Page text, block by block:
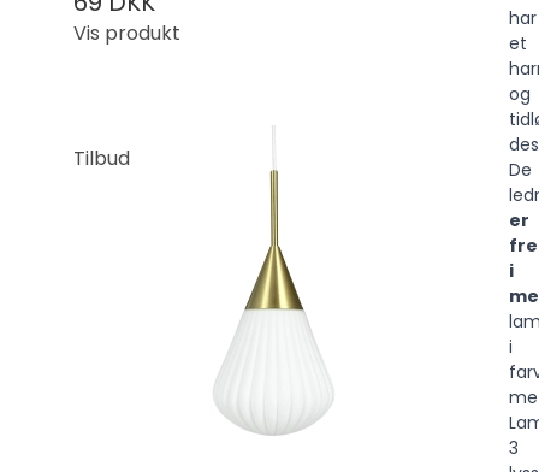
Vis produkt
Tilbud
har
et
og
De
er
i
i
3